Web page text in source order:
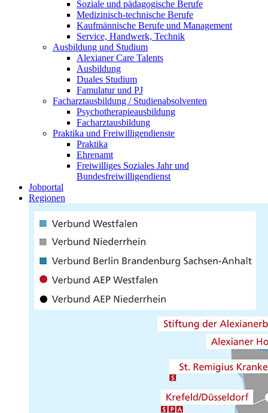
Soziale und pädagogische Berufe
Medizinisch-technische Berufe
Kaufmännische Berufe und Management
Service, Handwerk, Technik
Ausbildung und Studium
Alexianer Care Talents
Ausbildung
Duales Studium
Famulatur und PJ
Facharztausbildung / Studienabsolventen
Psychotherapieausbildung
Facharztausbildung
Praktika und Freiwilligendienste
Praktika
Ehrenamt
Freiwilliges Soziales Jahr und
Bundesfreiwilligendienst
Jobportal
Regionen